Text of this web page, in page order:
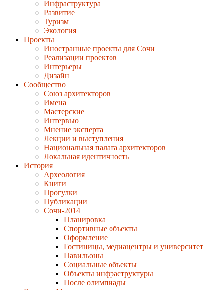
Инфраструктура
Развитие
Туризм
Экология
Проекты
Иностранные проекты для Сочи
Реализации проектов
Интерьеры
Дизайн
Сообщество
Союз архитекторов
Имена
Мастерские
Интервью
Мнение эксперта
Лекции и выступления
Национальная палата архитекторов
Локальная идентичность
История
Археология
Книги
Прогулки
Публикации
Сочи-2014
Планировка
Спортивные объекты
Оформление
Гостиницы, медиацентры и университет
Павильоны
Социальные объекты
Объекты инфраструктуры
После олимпиады